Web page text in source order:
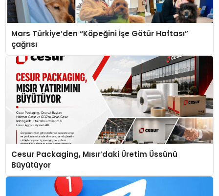
Mars Türkiye’den “Köpeğini İşe Götür Haftası”
çağrısı
Cesur Packaging, Mısır’daki Üretim Üssünü
Büyütüyor